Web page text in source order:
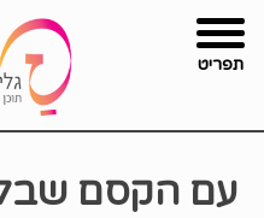
עם הקסם
תפריט